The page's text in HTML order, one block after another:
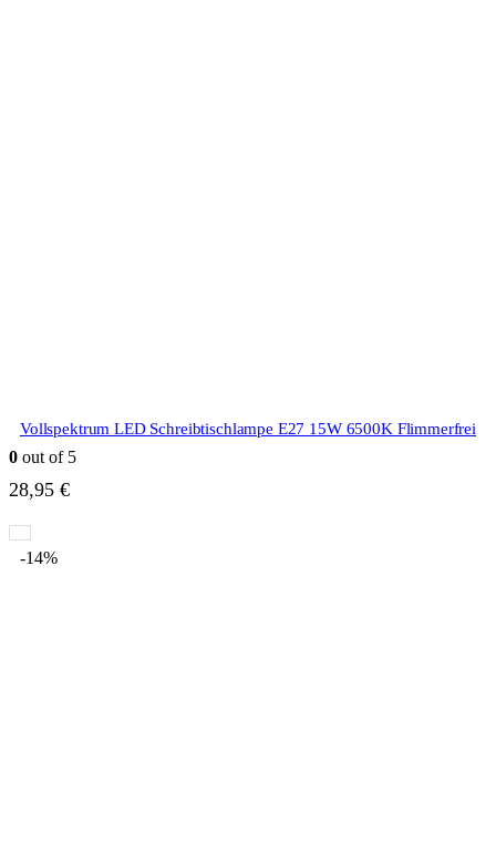
Vollspektrum LED Schreibtischlampe E27 15W 6500K Flimmerfrei
0 out of 5
28,95 €
-14%